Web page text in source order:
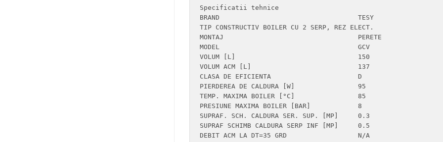
Specificatii tehnice
BRAND	                                TESY
TIP CONSTRUCTIV	BOILER CU 2 SERP, REZ ELECT.
MONTAJ	                                PERETE
MODEL	                                GCV
VOLUM [L]	                        150
VOLUM ACM [L]	                        137
CLASA DE EFICIENTA	                D
PIERDEREA DE CALDURA [W]	        95
TEMP. MAXIMA BOILER [°C]	        85
PRESIUNE MAXIMA BOILER [BAR]	        8
SUPRAF. SCH. CALDURA SER. SUP. [MP]	0.3
SUPRAF SCHIMB CALDURA SERP INF [MP]	0.5
DEBIT ACM LA DT=35 GRD	                N/A